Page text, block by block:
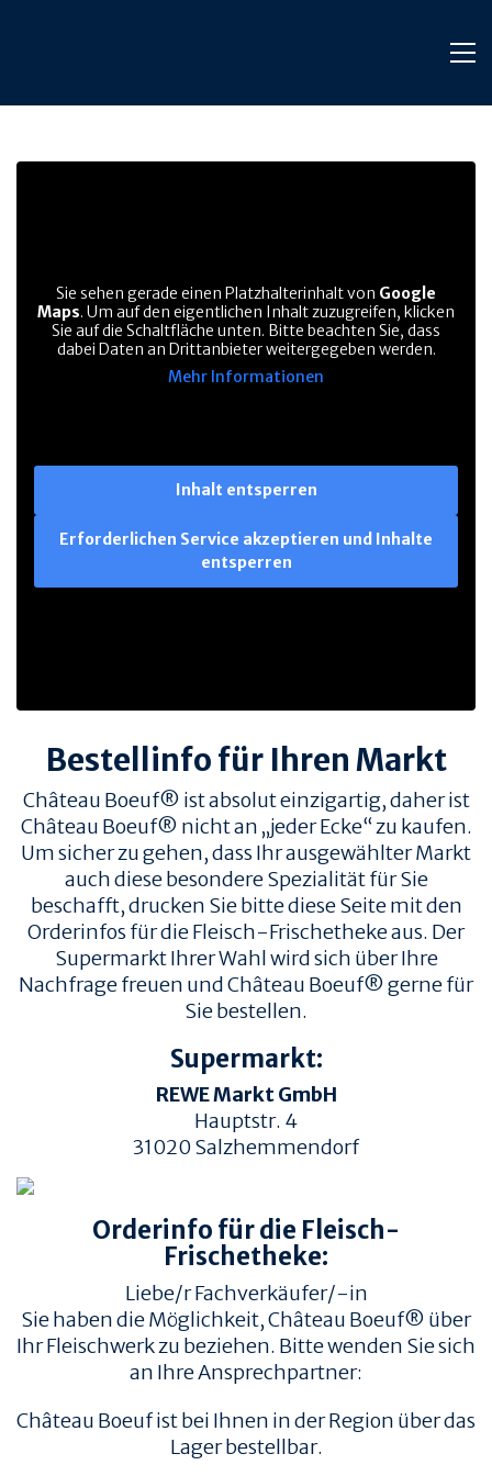
Sie sehen gerade einen Platzhalterinhalt von Google
Maps. Um auf den eigentlichen Inhalt zuzugreifen, klicken
Sie auf die Schaltfläche unten. Bitte beachten Sie, dass
dabei Daten an Drittanbieter weitergegeben werden.
Mehr Informationen
Inhalt entsperren
Erforderlichen Service akzeptieren und Inhalte
entsperren
Bestellinfo für Ihren Markt
Château Boeuf® ist absolut einzigartig, daher ist
Château Boeuf® nicht an „jeder Ecke“ zu kaufen.
Um sicher zu gehen, dass Ihr ausgewählter Markt
auch diese besondere Spezialität für Sie
beschafft, drucken Sie bitte diese Seite mit den
Orderinfos für die Fleisch-Frischetheke aus. Der
Supermarkt Ihrer Wahl wird sich über Ihre
Nachfrage freuen und Château Boeuf® gerne für
Sie bestellen.
Supermarkt:
REWE Markt GmbH
Hauptstr. 4
31020Salzhemmendorf
Orderinfo für die Fleisch-
Frischetheke:
Liebe/r Fachverkäufer/-in
Sie haben die Möglichkeit, Château Boeuf® über
Ihr Fleischwerk zu beziehen. Bitte wenden Sie sich
an Ihre Ansprechpartner:
Château Boeuf ist bei Ihnen in der Region über das
Lager bestellbar.
TIERWOHL &
HERKUNFT & HALTUNG
RINDERRASSEN
ZERTIFIZIERUNGEN
QUALITÄT &
RÜCKVERFOLGBARKEIT
ZUSCHNITTE
REZEPTE
REZEPTE
EMPFOHLENE SEITEN
INFORMATION